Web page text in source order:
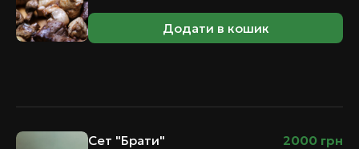
Додати в кошик
Сет "Брати" 2000 грн